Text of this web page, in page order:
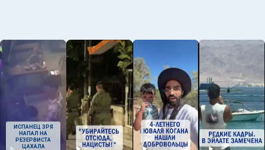
ИСПАНЕЦ ЗРЯ
НАПАЛ НА
РЕЗЕРВИСТА
ЦАХАЛА